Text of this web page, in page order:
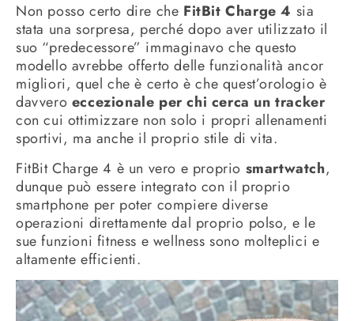
Non posso certo dire che FitBit Charge 4 sia
stata una sorpresa, perché dopo aver utilizzato il
suo “predecessore” immaginavo che questo
modello avrebbe offerto delle funzionalità ancor
migliori, quel che è certo è che quest’orologio è
davvero eccezionale per chi cerca un tracker
con cui ottimizzare non solo i propri allenamenti
sportivi, ma anche il proprio stile di vita.
FitBit Charge 4 è un vero e proprio smartwatch,
dunque può essere integrato con il proprio
smartphone per poter compiere diverse
operazioni direttamente dal proprio polso, e le
sue funzioni fitness e wellness sono molteplici e
altamente efficienti.